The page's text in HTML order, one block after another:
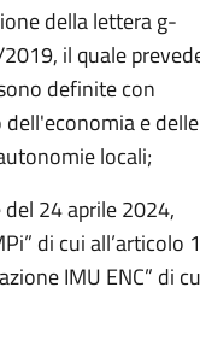
della letterag-
il quale
definite con
e delle
locali;
24 aprile 2024,
di cui all’articolo
IMU ENC” di